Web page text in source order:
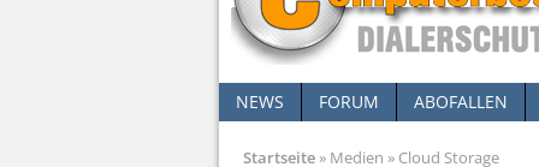
NEWS FORUM ABOFALLEN
Startseite» Medien » Cloud Storage